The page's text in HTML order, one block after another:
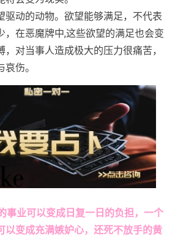
驱动的动物。欲望能够满足，不代表
，在恶魔牌中,这些欲望的满足也会变
，对当事人造成极大的压力很痛苦，
伤。
事业可以变成日复一日的负担，一个
以变成充满嫉妒心，还死不放手的黄